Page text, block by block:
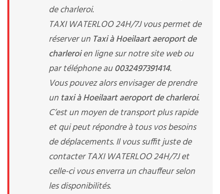
de charleroi.
TAXI WATERLOO 24H/7J vous permet de
réserver un Taxi à Hoeilaart aeroport de
charleroien ligne sur notre site web ou
par téléphone au0032497391414.
Vous pouvez alors envisager de prendre
un taxi à Hoeilaart aeroport de charleroi.
C’est un moyen de transport plus rapide
et qui peut répondre à tous vos besoins
de déplacements. Il vous suffit juste de
contacter TAXI WATERLOO 24H/7J et
celle-ci vous enverra un chauffeur selon
les disponibilités.